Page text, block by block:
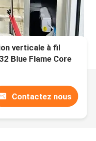
verticale à fil
Blue Flame Core
Contactez nous